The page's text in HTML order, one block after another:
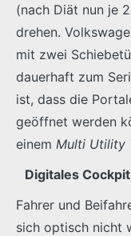
(nach Diät nun je
drehen.
mit zwei
dauerhaft zum
ist, dass die
geöffnet werden
einem Multi Utility
Digitales
Fahrer und
sich optisch nicht